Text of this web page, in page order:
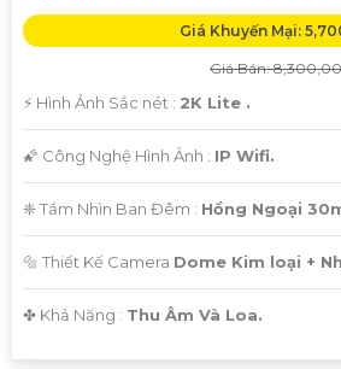
Giá Khuyến Mại:
Giá Bán:
️⚡ Hình Ảnh Sắc nét : 2K Lite .
🌠 Công Nghệ Hình Ảnh : IP Wifi.
❈ Tầm Nhìn Ban Đêm : Hồng Ngoại
🔩 Thiết Kế Camera Dome Kim loại +
️✤ Khả Năng : Thu Âm Và Loa.